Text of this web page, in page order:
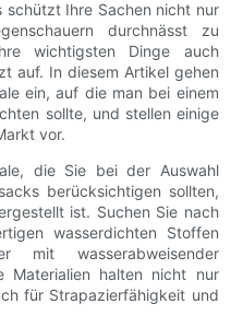
schützt Ihre Sachen nicht nur
durchnässt zu
wichtigsten Dinge auch
auf. In diesem Artikel gehen
ein, auf die man bei einem
sollte, und stellen einige
vor.
die Sie bei der Auswahl
berücksichtigen sollten,
ist. Suchen Sie nach
wasserdichten Stoffen
mit wasserabweisender
Materialien halten nicht nur
für Strapazierfähigkeit und